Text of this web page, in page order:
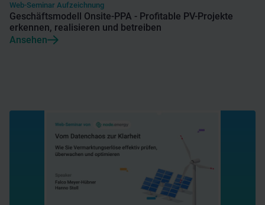
Web-Seminar Aufzeichnung
Geschäftsmodell Onsite-PPA - Profitable PV-Projekte
erkennen, realisieren und betreiben
Ansehen